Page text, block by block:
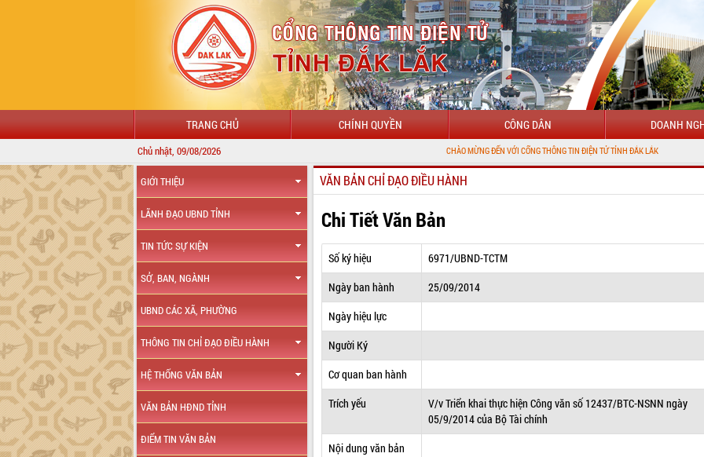
TRANG CHỦ CHÍNH QUYỀN CÔNG DÂN DOANH
Chủ nhật, 09/08/2026 CHÀO MỪNG ĐẾN VỚI CỔNG THÔNG TIN ĐIỆN TỬ TỈNH ĐẮK LẮK
GIỚI THIỆU
LÃNH ĐẠO UBND TỈNH
TIN TỨC SỰ KIỆN
SỞ, BAN, NGÀNH
UBND CÁC XÃ, PHƯỜNG
THÔNG TIN CHỈ ĐẠO ĐIỀU HÀNH
HỆ THỐNG VĂN BẢN
VĂN BẢN HĐND TỈNH
ĐIỂM TIN VĂN BẢN
VĂN BẢN CHỈ ĐẠO ĐIỀU HÀNH
Chi Tiết Văn Bản
Số ký hiệu
6971/UBND-TCTM
Ngày ban hành
25/09/2014
Ngày hiệu lực
Người Ký
Cơ quan ban hành
Trích yếu
V/v Triển khai thực hiện Công văn số 12437/BTC-NSNN ngày
05/9/2014 của Bộ Tài chính
Nội dung văn bản